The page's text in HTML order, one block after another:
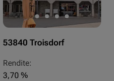
53840 Troisdorf
Rendite:
3,70 %